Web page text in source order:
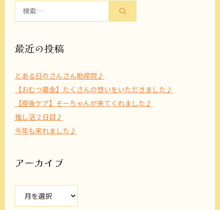
最近の投稿
とある日のさんさん助産院♪
【おむつ募金】たくさんの想いをいただきました♪
【産後ケア】そーちゃんが来てくれました♪
推し活２日目♪
今年も来れました♪
アーカイブ